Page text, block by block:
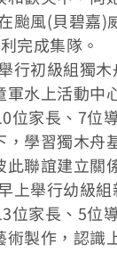
颱風(貝碧嘉)
完成集隊。
行初級組獨
軍水上活動中
位家長、7位
，學習獨木舟
聯誼建立關
上舉行幼級組
位家長、5位
術製作，認識